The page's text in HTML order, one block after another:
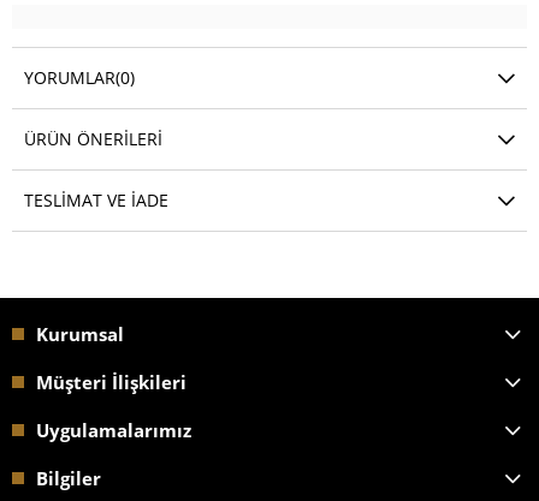
YORUMLAR(0)
ÜRÜN ÖNERILERI
TESLIMAT VE İADE
Kurumsal
Müşteri İlişkileri
Uygulamalarımız
Bilgiler